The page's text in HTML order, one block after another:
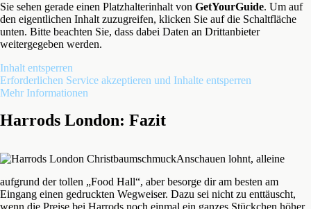
Sie sehen gerade einen Platzhalterinhalt von GetYourGuide. Um auf
den eigentlichen Inhalt zuzugreifen, klicken Sie auf die Schaltfläche
unten. Bitte beachten Sie, dass dabei Daten an Drittanbieter
weitergegeben werden.
Inhalt entsperren
Erforderlichen Service akzeptieren und Inhalte entsperren
Mehr Informationen
Harrods London: Fazit
Anschauen lohnt, alleine
aufgrund der tollen „Food Hall“, aber besorge dir am besten am
Eingang einen gedruckten Wegweiser. Dazu sei nicht zu enttäuscht,
wenn die Preise bei Harrods noch einmal ein ganzes Stückchen höher